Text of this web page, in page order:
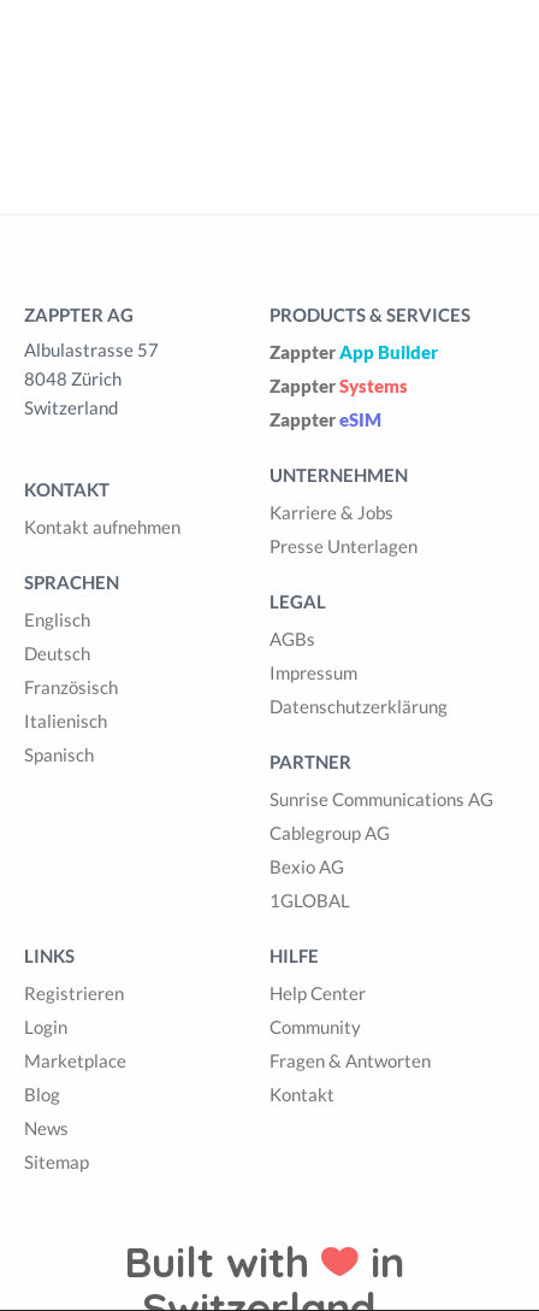
ZAPPTER AG
Albulastrasse 57
8048 Zürich
Switzerland
KONTAKT
Kontakt aufnehmen
SPRACHEN
Englisch
Deutsch
Französisch
Italienisch
Spanisch
PRODUCTS & SERVICES
ZappterApp Builder
ZappterSystems
ZapptereSIM
UNTERNEHMEN
Karriere & Jobs
Presse Unterlagen
LEGAL
AGBs
Impressum
Datenschutzerklärung
PARTNER
Sunrise Communications AG
Cablegroup AG
Bexio AG
1GLOBAL
LINKS
Registrieren
Login
Marketplace
Blog
News
Sitemap
HILFE
Help Center
Community
Fragen & Antworten
Kontakt
Built with
in